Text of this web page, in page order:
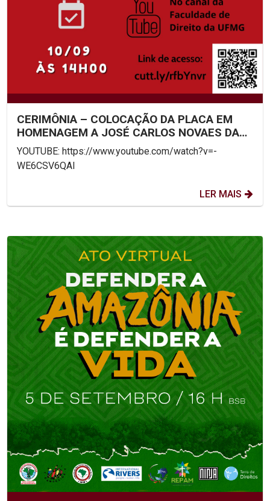
CERIMÔNIA – COLOCAÇÃO DA PLACA EM
HOMENAGEM A JOSÉ CARLOS NOVAES DA
MATA MACHADO – DIA 10/09 – ÀS...
YOUTUBE: https://www.youtube.com/watch?v=-
WE6CSV6QAI
LER MAIS